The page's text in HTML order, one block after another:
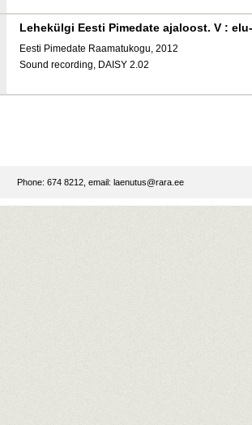
Lehekülgi Eesti Pimedate ajaloost. V :
Eesti Pimedate Raamatukogu, 2012
Sound recording, DAISY 2.02
Phone: 674 8212, email: laenutus@rara.ee